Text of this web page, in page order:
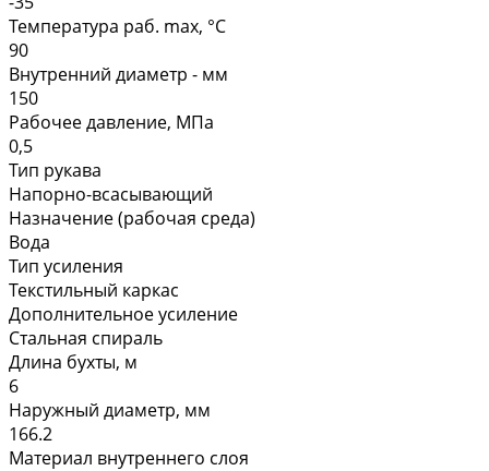
Температура раб. max, °C
90
Внутренний диаметр - мм
150
Рабочее давление, МПа
0,5
Тип рукава
Напорно-всасывающий
Назначение (рабочая среда)
Вода
Тип усиления
Текстильный каркас
Дополнительное усиление
Стальная спираль
Длина бухты, м
6
Наружный диаметр, мм
166.2
Материал внутреннего слоя